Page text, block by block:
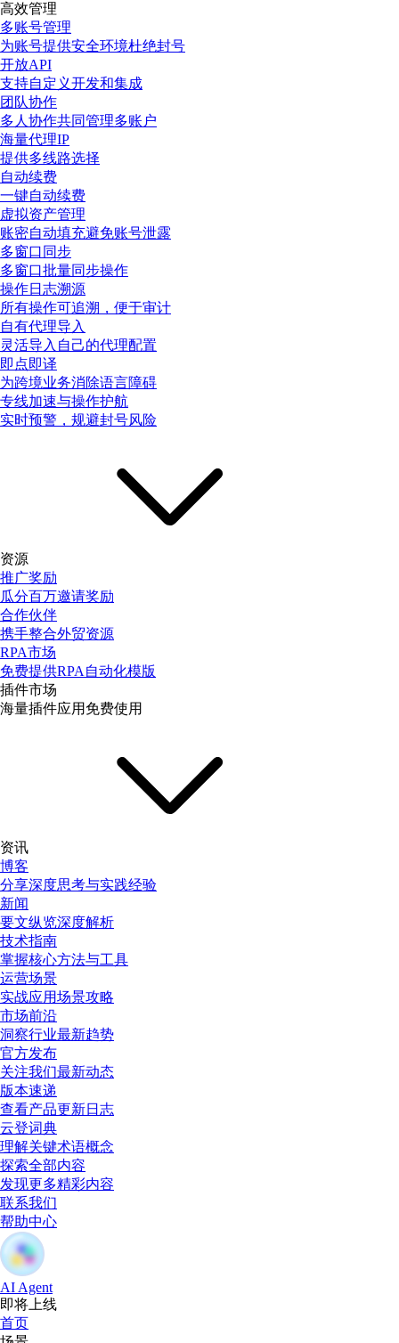
高效管理
多账号管理
为账号提供安全环境杜绝封号
开放API
支持自定义开发和集成
团队协作
多人协作共同管理多账户
海量代理IP
提供多线路选择
自动续费
一键自动续费
虚拟资产管理
账密自动填充避免账号泄露
多窗口同步
多窗口批量同步操作
操作日志溯源
所有操作可追溯，便于审计
自有代理导入
灵活导入自己的代理配置
即点即译
为跨境业务消除语言障碍
专线加速与操作护航
实时预警，规避封号风险
资源
推广奖励
瓜分百万邀请奖励
合作伙伴
携手整合外贸资源
RPA市场
免费提供RPA自动化模版
插件市场
海量插件应用免费使用
资讯
博客
分享深度思考与实践经验
新闻
要文纵览深度解析
技术指南
掌握核心方法与工具
运营场景
实战应用场景攻略
市场前沿
洞察行业最新趋势
官方发布
关注我们最新动态
版本速递
查看产品更新日志
云登词典
理解关键术语概念
探索全部内容
发现更多精彩内容
联系我们
帮助中心
AI Agent
即将上线
首页